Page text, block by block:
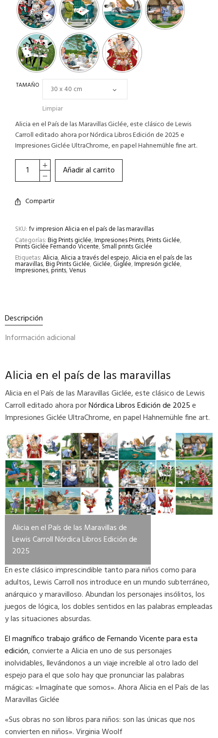
TAMAÑO
Limpiar
Alicia en el País de las Maravillas Giclée, este clásico de Lewis
Carroll editado ahora por Nórdica Libros Edición de 2025 e
Impresiones Giclée UltraChrome, en papel Hahnemühle fine art.
Añadir al carrito
Compartir
SKU:fv impresion Alicia en el país de las maravillas
Categorías:Big Prints giclée,Impresiones Prints,Prints Giclée,
Prints Giclée Fernando Vicente,Small prints Giclée
Etiquetas:Alicia,Alicia a través del espejo,Alicia en el país de las
maravillas,Big Prints Giclée,Giclée,Giglée,Impresión giclée,
Impresiones,prints,Venus
Descripción
Información adicional
Alicia en el país de las maravillas
Alicia en el País de las Maravillas Giclée, este clásico de Lewis
Carroll editado ahora porNórdica Libros Edición de 2025e
Impresiones Giclée UltraChrome, en papel Hahnemühle fine art.
Alicia en el País de las Maravillas de
Lewis Carroll Nórdica Libros Edición de
2025
En este clásico imprescindible tanto para niños como para
adultos, Lewis Carroll nos introduce en un mundo subterráneo,
anárquico y maravilloso. Abundan los personajes insólitos, los
juegos de lógica, los dobles sentidos en las palabras empleadas
y las situaciones absurdas.
El magnífico trabajo gráfico de Fernando Vicente para esta
edición, convierte a Alicia en uno de sus personajes
inolvidables, llevándonos a un viaje increíble al otro lado del
espejo para el que solo hay que pronunciar las palabras
mágicas: «Imagínate que somos». Ahora Alicia en el País de las
Maravillas Giclée
«Sus obras no son libros para niños: son las únicas que nos
convierten en niños». Virginia Woolf